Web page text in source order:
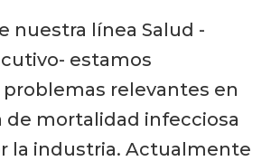
nuestra línea Salud -
estamos
relevantes en
de mortalidad infecciosa
la industria. Actualmente